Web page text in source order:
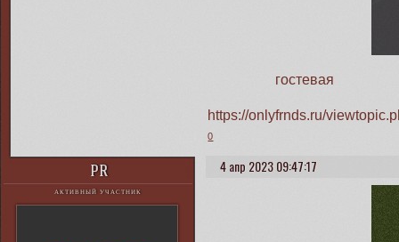
гостевая
https://onlyfrnds.ru/
0
4 апр 2023 09:47:17
PR
АКТИВНЫЙ УЧАСТНИК